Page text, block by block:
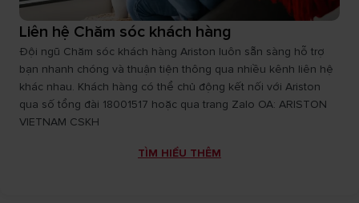
Liên hệ Chăm sóc khách hàng
Đội ngũ Chăm sóc khách hàng Ariston luôn sẵn sàng hỗ trợ
bạn nhanh chóng và thuận tiện thông qua nhiều kênh liên hệ
khác nhau. Khách hàng có thể chủ động kết nối với Ariston
qua số tổng đài 18001517 hoặc qua trang Zalo OA: ARISTON
VIETNAM CSKH
TÌM HIỂU THÊM